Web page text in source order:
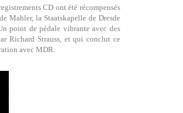
CD ont été récompensés
Mahler, la Staatskapelle de Dresde
point de pédale vibrante avec des
Richard Strauss, et qui conclut ce
avec MDR.